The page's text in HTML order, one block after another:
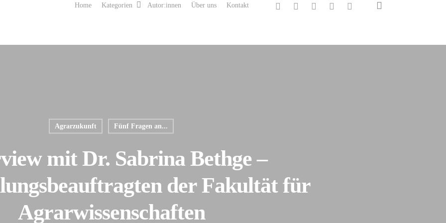
Home Kategorien Autor:innen Über uns Kontakt twitter facebooklinkedin instagramspotify
Agrarzukunft Fünf Fragen an...
mit Dr. Sabrina Bethge –
der Fakultät für
Agrarwissenschaften